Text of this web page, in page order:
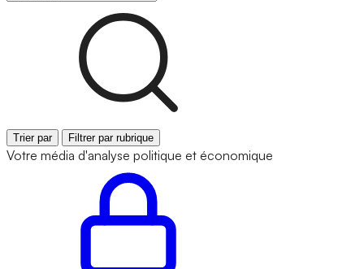
Trier par Filtrer par rubrique
Votre média d'analyse politique et économique